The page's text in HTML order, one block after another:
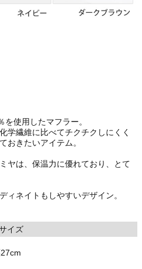
使用したマフラー。
学繊維に比べてチクチクしにくく
おきたいアイテム。
ヤは、保温力に優れており、とて
ィネイトもしやすいデザイン。
イズ